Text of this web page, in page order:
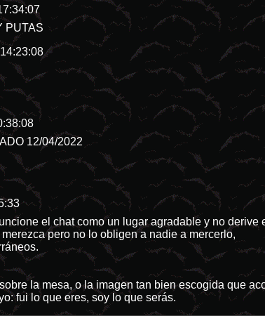
PUTAS
12/04/2022
el chat como un lugar agradable y no
pero no lo obligen a nadie a mercerlo,
la mesa, o la imagen tan bien escogida que
fui lo que eres, soy lo que serás.